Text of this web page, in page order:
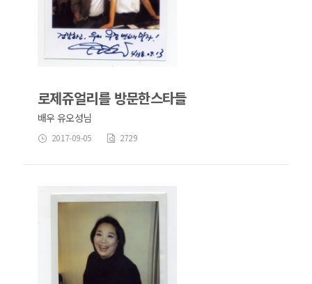
로제쥬얼리를 방문한스타들
배우 유오성님
2017-09-05 2729